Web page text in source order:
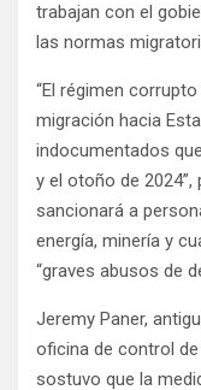
trabajan con el
las normas
“El régimen
migración hacia
indocumentados
y el otoño de
sancionará a
energía, minería y
“graves abusos de
Jeremy Paner,
oficina de control
sostuvo que la